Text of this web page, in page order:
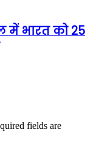
में भारत को 25
fields are